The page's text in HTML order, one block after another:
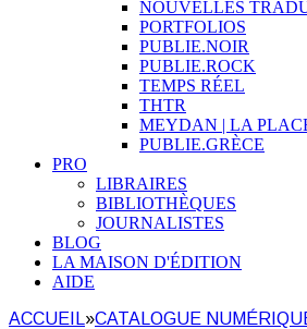
NOUVELLES
PORTFOLIOS
PUBLIE.NOIR
PUBLIE.ROCK
TEMPS RÉEL
THTR
MEYDAN | LA
PUBLIE.GRÈCE
PRO
LIBRAIRES
BIBLIOTHÈQUES
JOURNALISTES
BLOG
LA MAISON D'ÉDITION
AIDE
ACCUEIL»CATALOGUE